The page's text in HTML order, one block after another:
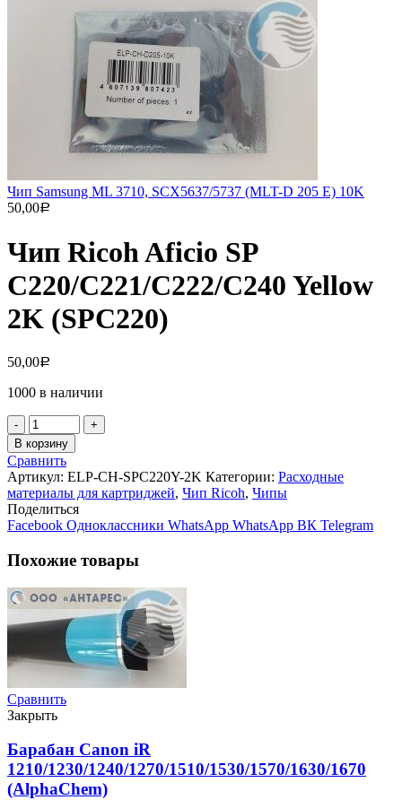
Чип Samsung ML 3710, SCX5637/5737 (MLT-D 205 E) 10K
50,00Р
Чип Ricoh Aficio SP
C220/C221/C222/C240 Yellow
2K (SPС220)
50,00Р
1000 в наличии
Количество
товара
Чип
Ricoh
Aficio
SP
C220/C221/C222/C240
Yellow
(SPС220)
В корзину
Сравнить
Артикул: ELP-CH-SPC220Y-2K Категории: Расходные
материалы для картриджей, Чип Ricoh, Чипы
Поделиться
Facebook Одноклассники WhatsApp WhatsApp ВК Telegram
Похожие товары
Сравнить
Закрыть
Барабан Canon iR
1210/1230/1240/1270/1510/1530/1570/1630/1670
(AlphaChem)